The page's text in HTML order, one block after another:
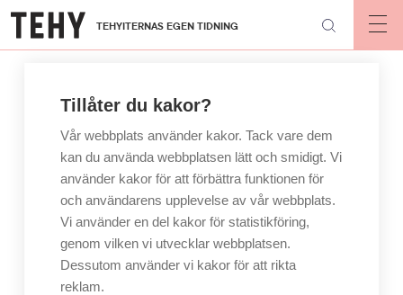
Hoppa
till
huvudinnehåll
TEHYITERNAS EGEN TIDNING
Tillåter du kakor?
Vår webbplats använder kakor. Tack vare dem
kan du använda webbplatsen lätt och smidigt. Vi
använder kakor för att förbättra funktionen för
och användarens upplevelse av vår webbplats.
Vi använder en del kakor för statistikföring,
genom vilken vi utvecklar webbplatsen.
Dessutom använder vi kakor för att rikta
reklam.